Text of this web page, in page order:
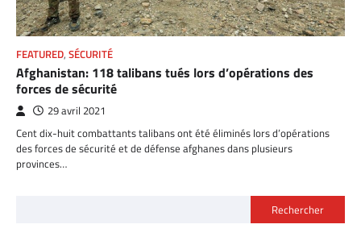
FEATURED, SÉCURITÉ
Afghanistan: 118 talibans tués lors d’opérations des
forces de sécurité
29 avril 2021
Cent dix-huit combattants talibans ont été éliminés lors d’opérations
des forces de sécurité et de défense afghanes dans plusieurs
provinces…
Rechercher